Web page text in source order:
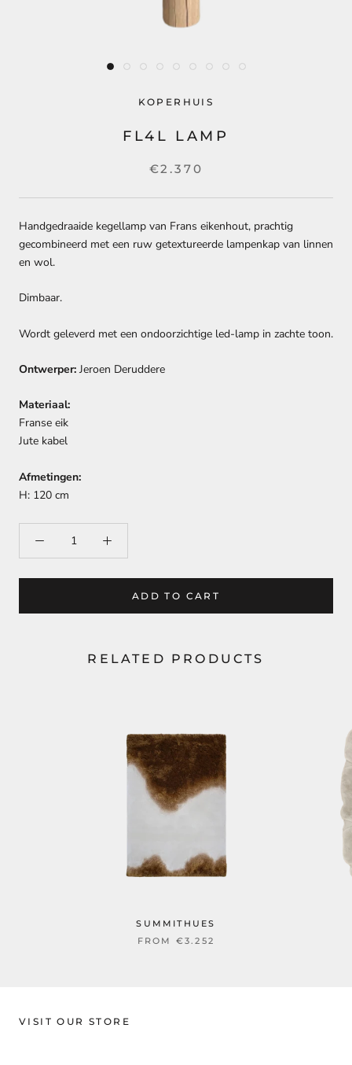
KOPERHUIS
FL4L LAMP
€2.370
Handgedraaide kegellamp van Frans eikenhout, prachtig
gecombineerd met een ruw getextureerde lampenkap van linnen
en wol.
Dimbaar.
Wordt geleverd met een ondoorzichtige led-lamp in zachte toon.
Ontwerper: Jeroen Deruddere
Materiaal:
Franse eik
Jute kabel
Afmetingen:
H: 120 cm
ADD TO CART
RELATED PRODUCTS
SUMMITHUES
FROM €3.252
VISIT OUR STORE